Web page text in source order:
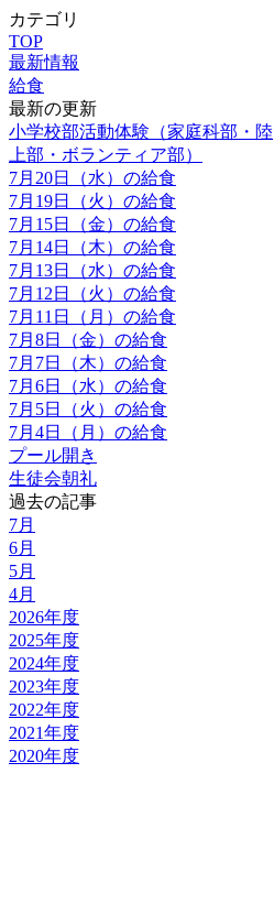
カテゴリ
TOP
最新情報
給食
最新の更新
小学校部活動体験（家庭科部・陸
上部・ボランティア部）
7月20日（水）の給食
7月19日（火）の給食
7月15日（金）の給食
7月14日（木）の給食
7月13日（水）の給食
7月12日（火）の給食
7月11日（月）の給食
7月8日（金）の給食
7月7日（木）の給食
7月6日（水）の給食
7月5日（火）の給食
7月4日（月）の給食
プール開き
生徒会朝礼
過去の記事
7月
6月
5月
4月
2026年度
2025年度
2024年度
2023年度
2022年度
2021年度
2020年度